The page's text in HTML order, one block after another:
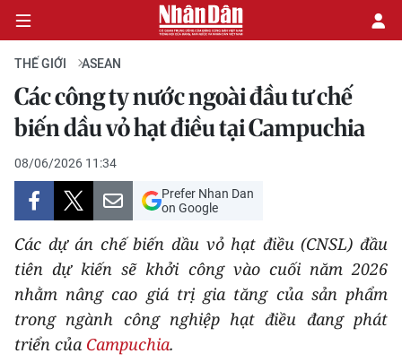
CHÍNH TRỊ
KINH TẾ
VĂN HÓA
XÃ HỘI
PHÁP LUẬT
DU LỊCH
THẾ GIỚI ASEAN
Các công ty nước ngoài đầu tư chế
biến dầu vỏ hạt điều tại Campuchia
08/06/2026 11:34
Prefer Nhan Dan
on Google
Các dự án chế biến dầu vỏ hạt điều (CNSL) đầu
tiên dự kiến ​​sẽ khởi công vào cuối năm 2026
nhằm nâng cao giá trị gia tăng của sản phẩm
trong ngành công nghiệp hạt điều đang phát
triển của Campuchia.